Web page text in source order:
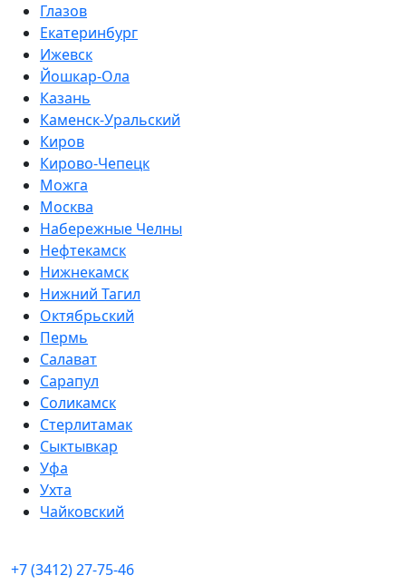
Глазов
Екатеринбург
Ижевск
Йошкар-Ола
Казань
Каменск-Уральский
Киров
Кирово-Чепецк
Можга
Москва
Набережные Челны
Нефтекамск
Нижнекамск
Нижний Тагил
Октябрьский
Пермь
Салават
Сарапул
Соликамск
Стерлитамак
Сыктывкар
Уфа
Ухта
Чайковский
+7 (3412) 27-75-46